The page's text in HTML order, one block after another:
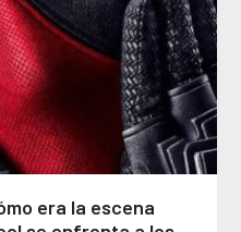
era la escena